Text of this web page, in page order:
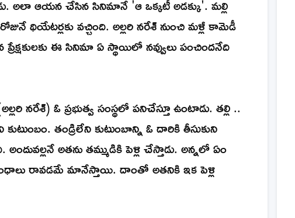
అలా ఆయన చేసిన సినిమానే 'ఆ ఒక్కటీ అడక్కు'. మల్లి
థియేటర్లకు వచ్చింది. అల్లరి నరేశ్ నుంచి మళ్లీ కామెడీ
ప్రేక్షకులకు ఈ సినిమా ఏ స్థాయిలో నవ్వులు పంచిందనేది
నరేశ్) ఓ ప్రభుత్వ సంస్థలో పనిచేస్తూ ఉంటాడు. తల్లి ..
తండ్రిలేని కుటుంబాన్ని ఓ దారికి తీసుకుని
అతను తమ్ముడికి పెళ్లి చేస్తాడు. అన్నలో ఏం
రావడమే మానేస్తాయి. దాంతో అతనికి ఇక పెళ్లి